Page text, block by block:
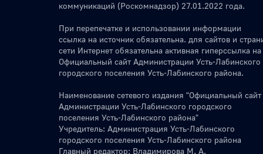
коммуникаций (Роскомнадзор) 27.01.2022 года.
При перепечатке и использовании информации
ссылка на источник обязательна. для сайтов и
сети Интернет обязательна активная гиперссылка на
Официальный сайт Администрации Усть-Лабинского
городского поселения Усть-Лабинского района.
Наименование сетевого издания "Официальный сайт
Администрации Усть-Лабинского городского
поселения Усть-Лабинского района"
Учредитель: Администрация Усть-Лабинского
городского поселения Усть-Лабинского района
Главный редактор: Владимирова М. А.